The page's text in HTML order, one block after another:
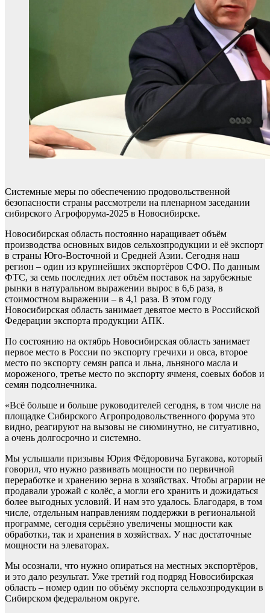
Системные меры по обеспечению продовольственной
безопасности страны рассмотрели на пленарном заседании
сибирского Агрофорума-2025 в Новосибирске.
Новосибирская область постоянно наращивает объём
производства основных видов сельхозпродукции и её экспорт
в страны Юго-Восточной и Средней Азии. Сегодня наш
регион – один из крупнейших экспортёров СФО. По данным
ФТС, за семь последних лет объём поставок на зарубежные
рынки в натуральном выражении вырос в 6,6 раза, в
стоимостном выражении – в 4,1 раза. В этом году
Новосибирская область занимает девятое место в Российской
Федерации экспорта продукции АПК.
По состоянию на октябрь Новосибирская область занимает
первое место в России по экспорту гречихи и овса, второе
место по экспорту семян рапса и льна, льняного масла и
мороженого, третье место по экспорту ячменя, соевых бобов и
семян подсолнечника.
«Всё больше и больше руководителей сегодня, в том числе на
площадке Сибирского Агропродовольственного форума это
видно, реагируют на вызовы не сиюминутно, не ситуативно,
а очень долгосрочно и системно.
Мы услышали призывы Юрия Фёдоровича Бугакова, который
говорил, что нужно развивать мощности по первичной
переработке и хранению зерна в хозяйствах. Чтобы аграрии не
продавали урожай с колёс, а могли его хранить и дожидаться
более выгодных условий. И нам это удалось. Благодаря, в том
числе, отдельным направлениям поддержки в региональной
программе, сегодня серьёзно увеличены мощности как
обработки, так и хранения в хозяйствах. У нас достаточные
мощности на элеваторах.
Мы осознали, что нужно опираться на местных экспортёров,
и это дало результат. Уже третий год подряд Новосибирская
область – номер один по объёму экспорта сельхозпродукции в
Сибирском федеральном округе.